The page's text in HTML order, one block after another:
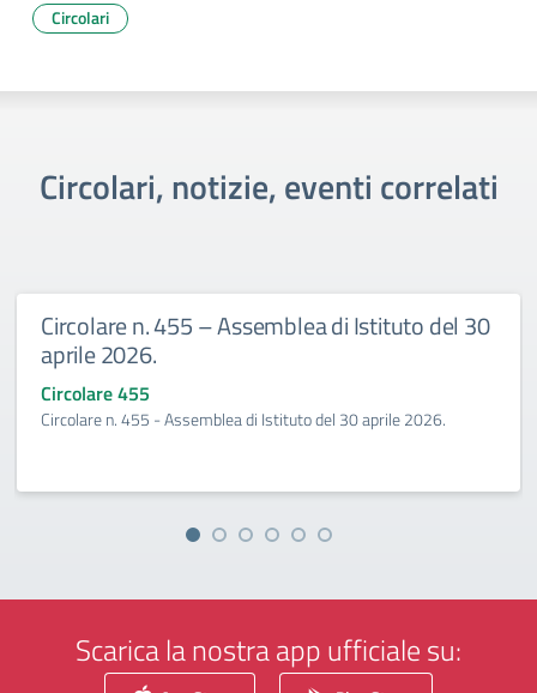
Circolari
Circolari, notizie, eventi correlati
Circolare n. 455 – Assemblea di Istituto del 30
aprile 2026.
Circolare 455
Circolare n. 455 - Assemblea di Istituto del 30 aprile 2026.
Scarica la nostra app ufficiale su: